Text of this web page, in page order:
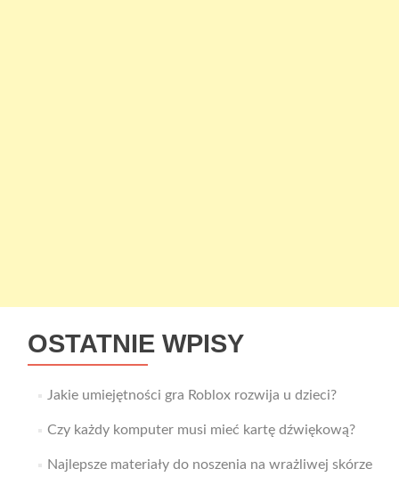
OSTATNIE WPISY
Jakie umiejętności gra Roblox rozwija u dzieci?
Czy każdy komputer musi mieć kartę dźwiękową?
Najlepsze materiały do noszenia na wrażliwej skórze